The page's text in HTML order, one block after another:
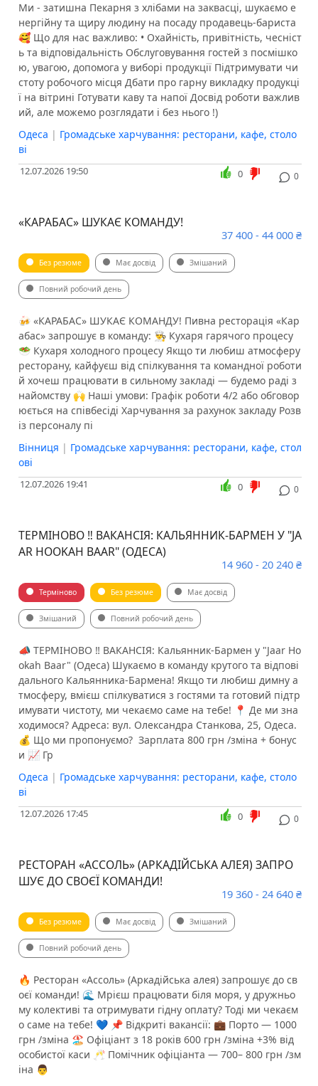
Ми - затишна Пекарня з хлібами на заквасці, шукаємо е
нергійну та щиру людину на посаду продавець-бариста
🥰️ Що для нас важливо: • Охайність, привітність, чесніст
ь та відповідальність Обслуговування гостей з посмішко
ю, увагою, допомога у виборі продукції Підтримувати чи
стоту робочого місця Дбати про гарну викладку продукці
ї на вітрині Готувати каву та напої Досвід роботи важлив
ий, але можемо розглядати і без нього !)
Одеса | Громадське харчування: ресторани, кафе, столо
ві
12.07.2026 19:50 0
0
«КАРАБАС» ШУКАЄ КОМАНДУ!
37 400 - 44 000 ₴
Без резюме Має досвід Змішаний
Повний робочий день
🍻 «КАРАБАС» ШУКАЄ КОМАНДУ! Пивна ресторація «Кар
абас» запрошує в команду: 👨‍🍳 Кухаря гарячого процесу
🥗 Кухаря холодного процесу Якщо ти любиш атмосферу
ресторану, кайфуєш від спілкування та командної роботи
й хочеш працювати в сильному закладі — будемо раді з
найомству 🙌 Наші умови: Графік роботи 4/2 або обговор
юється на співбесіді Харчування за рахунок закладу Розв
із персоналу пі
Вінниця | Громадське харчування: ресторани, кафе, стол
ові
12.07.2026 19:41 0
0
ТЕРМІНОВО ‼️ ВАКАНСІЯ: КАЛЬЯННИК-БАРМЕН У "JA
AR HOOKAH BAAR" (ОДЕСА)
14 960 - 20 240 ₴
Терміново Без резюме Має досвід
Змішаний Повний робочий день
​📣 ТЕРМІНОВО ‼️ ВАКАНСІЯ: Кальянник-Бармен у "Jaar Ho
okah Baar" (Одеса) ​Шукаємо в команду крутого та відпові
дального Кальянника-Бармена! Якщо ти любиш димну а
тмосферу, вмієш спілкуватися з гостями та готовий підтр
имувати чистоту, ми чекаємо саме на тебе! ​📍 Де ми зна
ходимося? ​Адреса: вул. Олександра Станкова, 25, Одеса. ​
💰 Що ми пропонуємо? ​ Зарплата 800 грн /зміна + бонус
и 📈 ​Гр
Одеса | Громадське харчування: ресторани, кафе, столо
ві
12.07.2026 17:45 0
0
РЕСТОРАН «АССОЛЬ» (АРКАДІЙСЬКА АЛЕЯ) ЗАПРО
ШУЄ ДО СВОЄЇ КОМАНДИ!
19 360 - 24 640 ₴
Без резюме Має досвід Змішаний
Повний робочий день
🔥 Ресторан «Ассоль» (Аркадійська алея) запрошує до св
оєї команди! 🌊 Мрієш працювати біля моря, у дружньо
му колективі та отримувати гідну оплату? Тоді ми чекаєм
о саме на тебе! 💙 📌 Відкриті вакансії: 💼 Порто — 1000
грн /зміна 🏖 Офіціант з 18 років 600 грн /зміна +3% від
особистої каси 🥂 Помічник офіціанта — 700– 800 грн /зм
іна 👨‍